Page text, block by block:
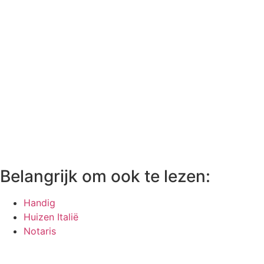
Belangrijk om ook te lezen:
Handig
Huizen Italië
Notaris